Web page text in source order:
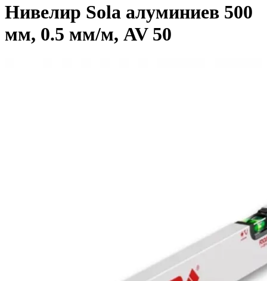
Нивелир Sola алуминиев 500
мм, 0.5 мм/м, AV 50